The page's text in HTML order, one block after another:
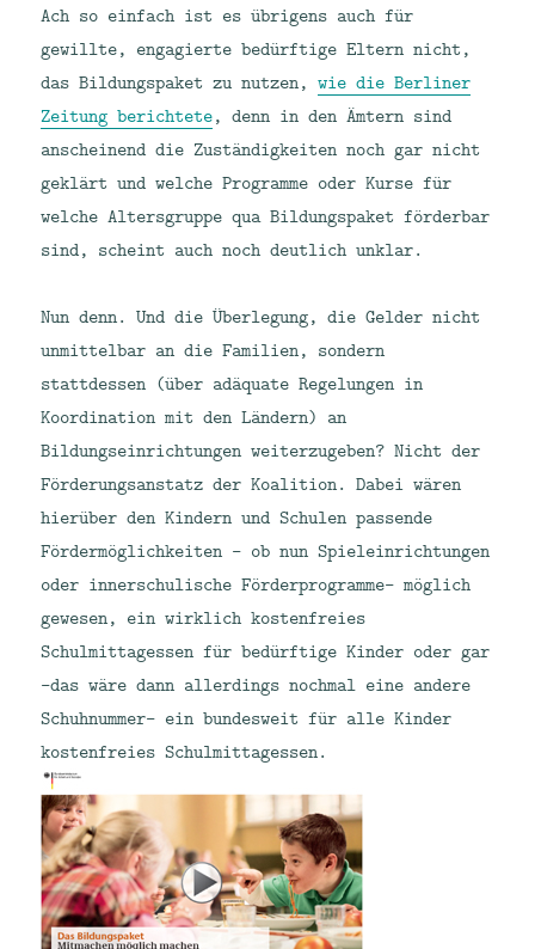
Ach so einfach ist es übrigens auch für
gewillte, engagierte bedürftige Eltern nicht,
das Bildungspaket zu nutzen,wie die Berliner
Zeitung berichtete, denn in den Ämtern sind
anscheinend die Zuständigkeiten noch gar nicht
geklärt und welche Programme oder Kurse für
welche Altersgruppe qua Bildungspaket förderbar
sind, scheint auch noch deutlich unklar.
Nun denn. Und die Überlegung, die Gelder nicht
unmittelbar an die Familien, sondern
stattdessen (über adäquate Regelungen in
Koordination mit den Ländern) an
Bildungseinrichtungen weiterzugeben? Nicht der
Förderungsanstatz der Koalition. Dabei wären
hierüber den Kindern und Schulen passende
Fördermöglichkeiten – ob nun Spieleinrichtungen
oder innerschulische Förderprogramme- möglich
gewesen, ein wirklich kostenfreies
Schulmittagessen für bedürftige Kinder oder gar
-das wäre dann allerdings nochmal eine andere
Schuhnummer- ein bundesweit für alle Kinder
kostenfreies Schulmittagessen.